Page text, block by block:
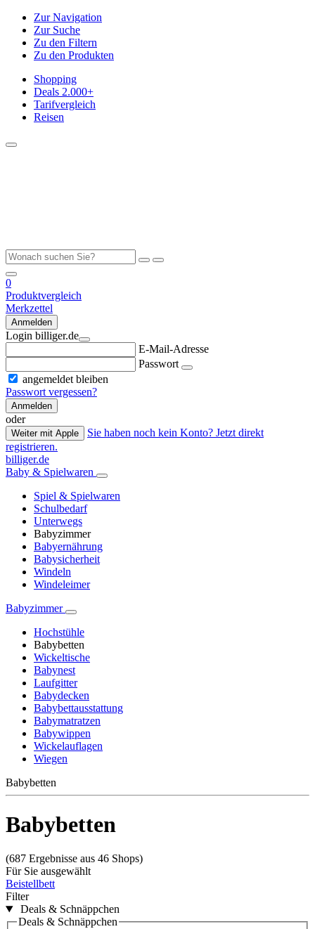
Zur Navigation
Zur Suche
Zu den Filtern
Zu den Produkten
Shopping
Deals 2.000+
Tarifvergleich
Reisen
0
Produktvergleich
Merkzettel
Anmelden
Login billiger.de
E-Mail-Adresse
Passwort
angemeldet bleiben
Passwort vergessen?
Anmelden
oder
Weiter mit Apple
Sie haben noch kein Konto? Jetzt direkt
registrieren.
billiger.de
Baby & Spielwaren
Spiel & Spielwaren
Schulbedarf
Unterwegs
Babyzimmer
Babyernährung
Babysicherheit
Windeln
Windeleimer
Babyzimmer
Hochstühle
Babybetten
Wickeltische
Babynest
Laufgitter
Babydecken
Babybettausstattung
Babymatratzen
Babywippen
Wickelauflagen
Wiegen
Babybetten
Babybetten
(687 Ergebnisse aus 46 Shops)
Für Sie ausgewählt
Beistellbett
Filter
Deals & Schnäppchen
Deals & Schnäppchen